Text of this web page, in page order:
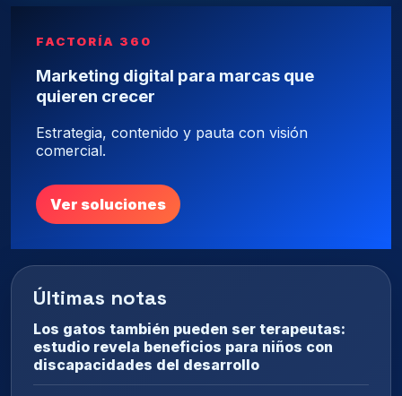
FACTORÍA 360
Marketing digital para marcas que
quieren crecer
Estrategia, contenido y pauta con visión
comercial.
Ver soluciones
Últimas notas
Los gatos también pueden ser terapeutas:
estudio revela beneficios para niños con
discapacidades del desarrollo